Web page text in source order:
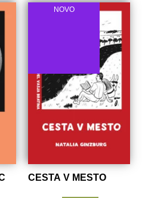
NOVO
CESTA V MESTO